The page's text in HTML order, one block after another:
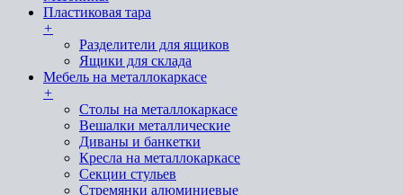
Пластиковая тара
+
Разделители для ящиков
Ящики для склада
Мебель на металлокаркасе
+
Cтолы на металлокаркасе
Вешалки металлические
Диваны и банкетки
Кресла на металлокаркасе
Секции стульев
Стремянки алюминиевые